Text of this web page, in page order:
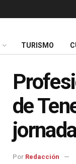
TURISMO
de
Por Redacción